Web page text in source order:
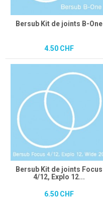
Bersub Kit de joints B-One
4.50 CHF
Bersub Kit de joints Focus
4/12, Explo 12...
6.50 CHF